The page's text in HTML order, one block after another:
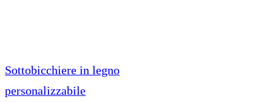
Sottobicchiere in legno
personalizzabile